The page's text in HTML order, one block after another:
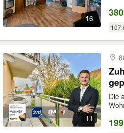
16
107
11
Die